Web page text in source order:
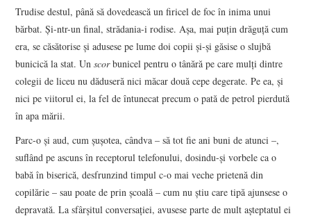
CONTRAPAGINI
CARTE & FILM
RECENZII DE CARTE
SUSPANS
CRONICI DE FILM
INTERVIU
Trudise destul, până să dovedească un firicel de foc în inima unui
bărbat. Și-ntr-un final, strădania-i rodise. Așa, mai puțin drăguță cum
era, se căsătorise și adusese pe lume doi copii și-și găsise o slujbă
bunicică la stat. Unscorbunicel pentru o tânără pe care mulți dintre
colegii de liceu nu dăduseră nici măcar două cepe degerate. Pe ea, și
nici pe viitorul ei, la fel de întunecat precum o pată de petrol pierdută
în apa mării.
Parc-o și aud, cum șușotea, cândva – să tot fie ani buni de atunci –,
suflând pe ascuns în receptorul telefonului, dosindu-și vorbele ca o
babă în biserică, desfrunzind timpul c-o mai veche prietenă din
copilărie – sau poate de prin școală – cum nu știu care tipă ajunsese o
depravată. La sfârșitul conversației, avusese parte de mult așteptatul ei